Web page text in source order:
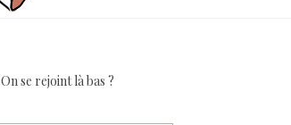
On se rejoint là bas ?